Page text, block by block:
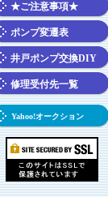
★ご注意事項★
ポンプ変遷表
井戸ポンプ交換DIY
修理受付先一覧
Yahoo!オークション